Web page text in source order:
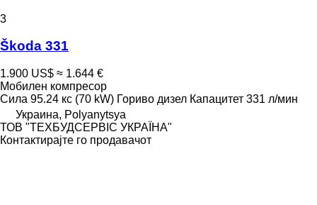
3
Škoda 331
1.900 US$ ≈ 1.644 €
Мобилен компресор
Сила 95.24 кс (70 kW) Гориво дизел Капацитет 331 л/мин
Украина, Polyanytsya
ТОВ "ТЕХБУДСЕРВІС УКРАЇНА"
Контактирајте го продавачот